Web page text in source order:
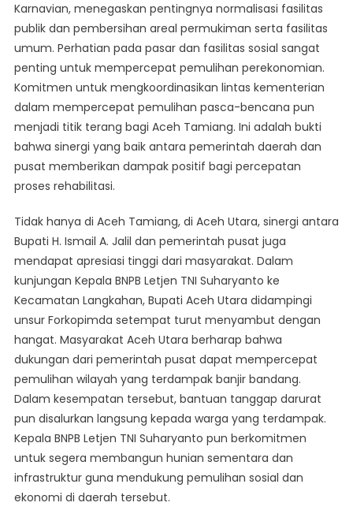
Karnavian, menegaskan pentingnya normalisasi fasilitas
publik dan pembersihan areal permukiman serta fasilitas
umum. Perhatian pada pasar dan fasilitas sosial sangat
penting untuk mempercepat pemulihan perekonomian.
Komitmen untuk mengkoordinasikan lintas kementerian
dalam mempercepat pemulihan pasca-bencana pun
menjadi titik terang bagi Aceh Tamiang. Ini adalah bukti
bahwa sinergi yang baik antara pemerintah daerah dan
pusat memberikan dampak positif bagi percepatan
proses rehabilitasi.
Tidak hanya di Aceh Tamiang, di Aceh Utara, sinergi antara
Bupati H. Ismail A. Jalil dan pemerintah pusat juga
mendapat apresiasi tinggi dari masyarakat. Dalam
kunjungan Kepala BNPB Letjen TNI Suharyanto ke
Kecamatan Langkahan, Bupati Aceh Utara didampingi
unsur Forkopimda setempat turut menyambut dengan
hangat. Masyarakat Aceh Utara berharap bahwa
dukungan dari pemerintah pusat dapat mempercepat
pemulihan wilayah yang terdampak banjir bandang.
Dalam kesempatan tersebut, bantuan tanggap darurat
pun disalurkan langsung kepada warga yang terdampak.
Kepala BNPB Letjen TNI Suharyanto pun berkomitmen
untuk segera membangun hunian sementara dan
infrastruktur guna mendukung pemulihan sosial dan
ekonomi di daerah tersebut.